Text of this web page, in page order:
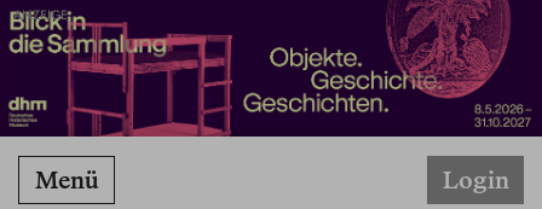
ANZEIGE
Menü Login